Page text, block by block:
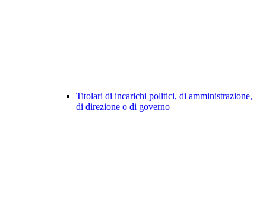
Titolari di incarichi politici, di amministrazione,
di direzione o di governo